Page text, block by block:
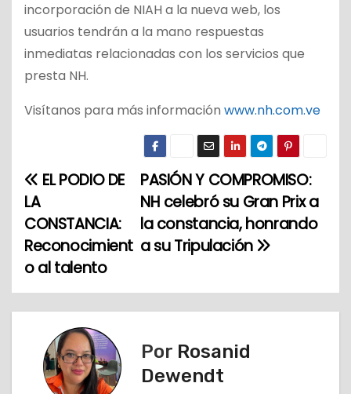
incorporación de NIAH a la nueva web, los
usuarios tendrán a la mano respuestas
inmediatas relacionadas con los servicios que
presta NH.
Visítanos para más información www.nh.com.ve
N
a
v
e
g
PASIÓN Y COMPROMISO:
NH celebró su Gran Prix a
la constancia, honrando
a su Tripulación
EL PODIO DE
LA
CONSTANCIA:
Reconocimient
o al talento
Por Rosanid
Dewendt